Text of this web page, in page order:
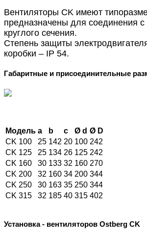
Вентиляторы CK имеют
предназначены для соединения
круглого сечения.
Степень защиты
коробки – IP 54.
Габаритные и присоединительные
Модель a b c Ø d Ø D
CK 100
25 142 20 100 242
CK 125
25 134 26 125 242
CK 160
30 133 32 160 270
CK 200
32 160 34 200 344
CK 250
30 163 35 250 344
CK 315
32 185 40 315 402
Установка - вентиляторов Ostberg CK